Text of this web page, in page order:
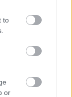
to
or